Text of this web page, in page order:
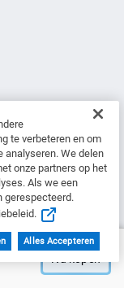
te verbeteren en om
analyseren. We delen
onze partners op het
Als we een
gerespecteerd.
Alles Accepteren